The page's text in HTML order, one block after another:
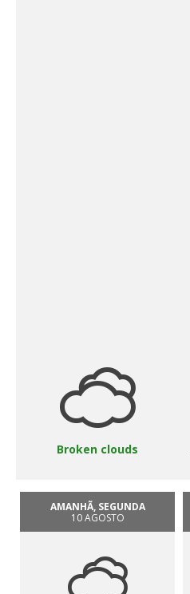
Broken clouds
AMANHÃ, SEGUNDA
10 AGOSTO